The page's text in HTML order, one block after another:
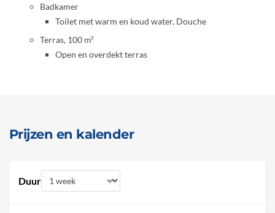
Badkamer
Toilet met warm en koud water, Douche
Terras, 100 m²
Open en overdekt terras
Prijzen en kalender
Duur